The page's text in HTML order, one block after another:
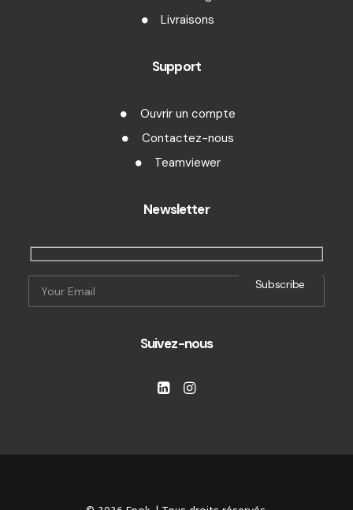
Livraisons
Support
Ouvrir un compte
Contactez-nous
Teamviewer
Newsletter
Suivez-nous